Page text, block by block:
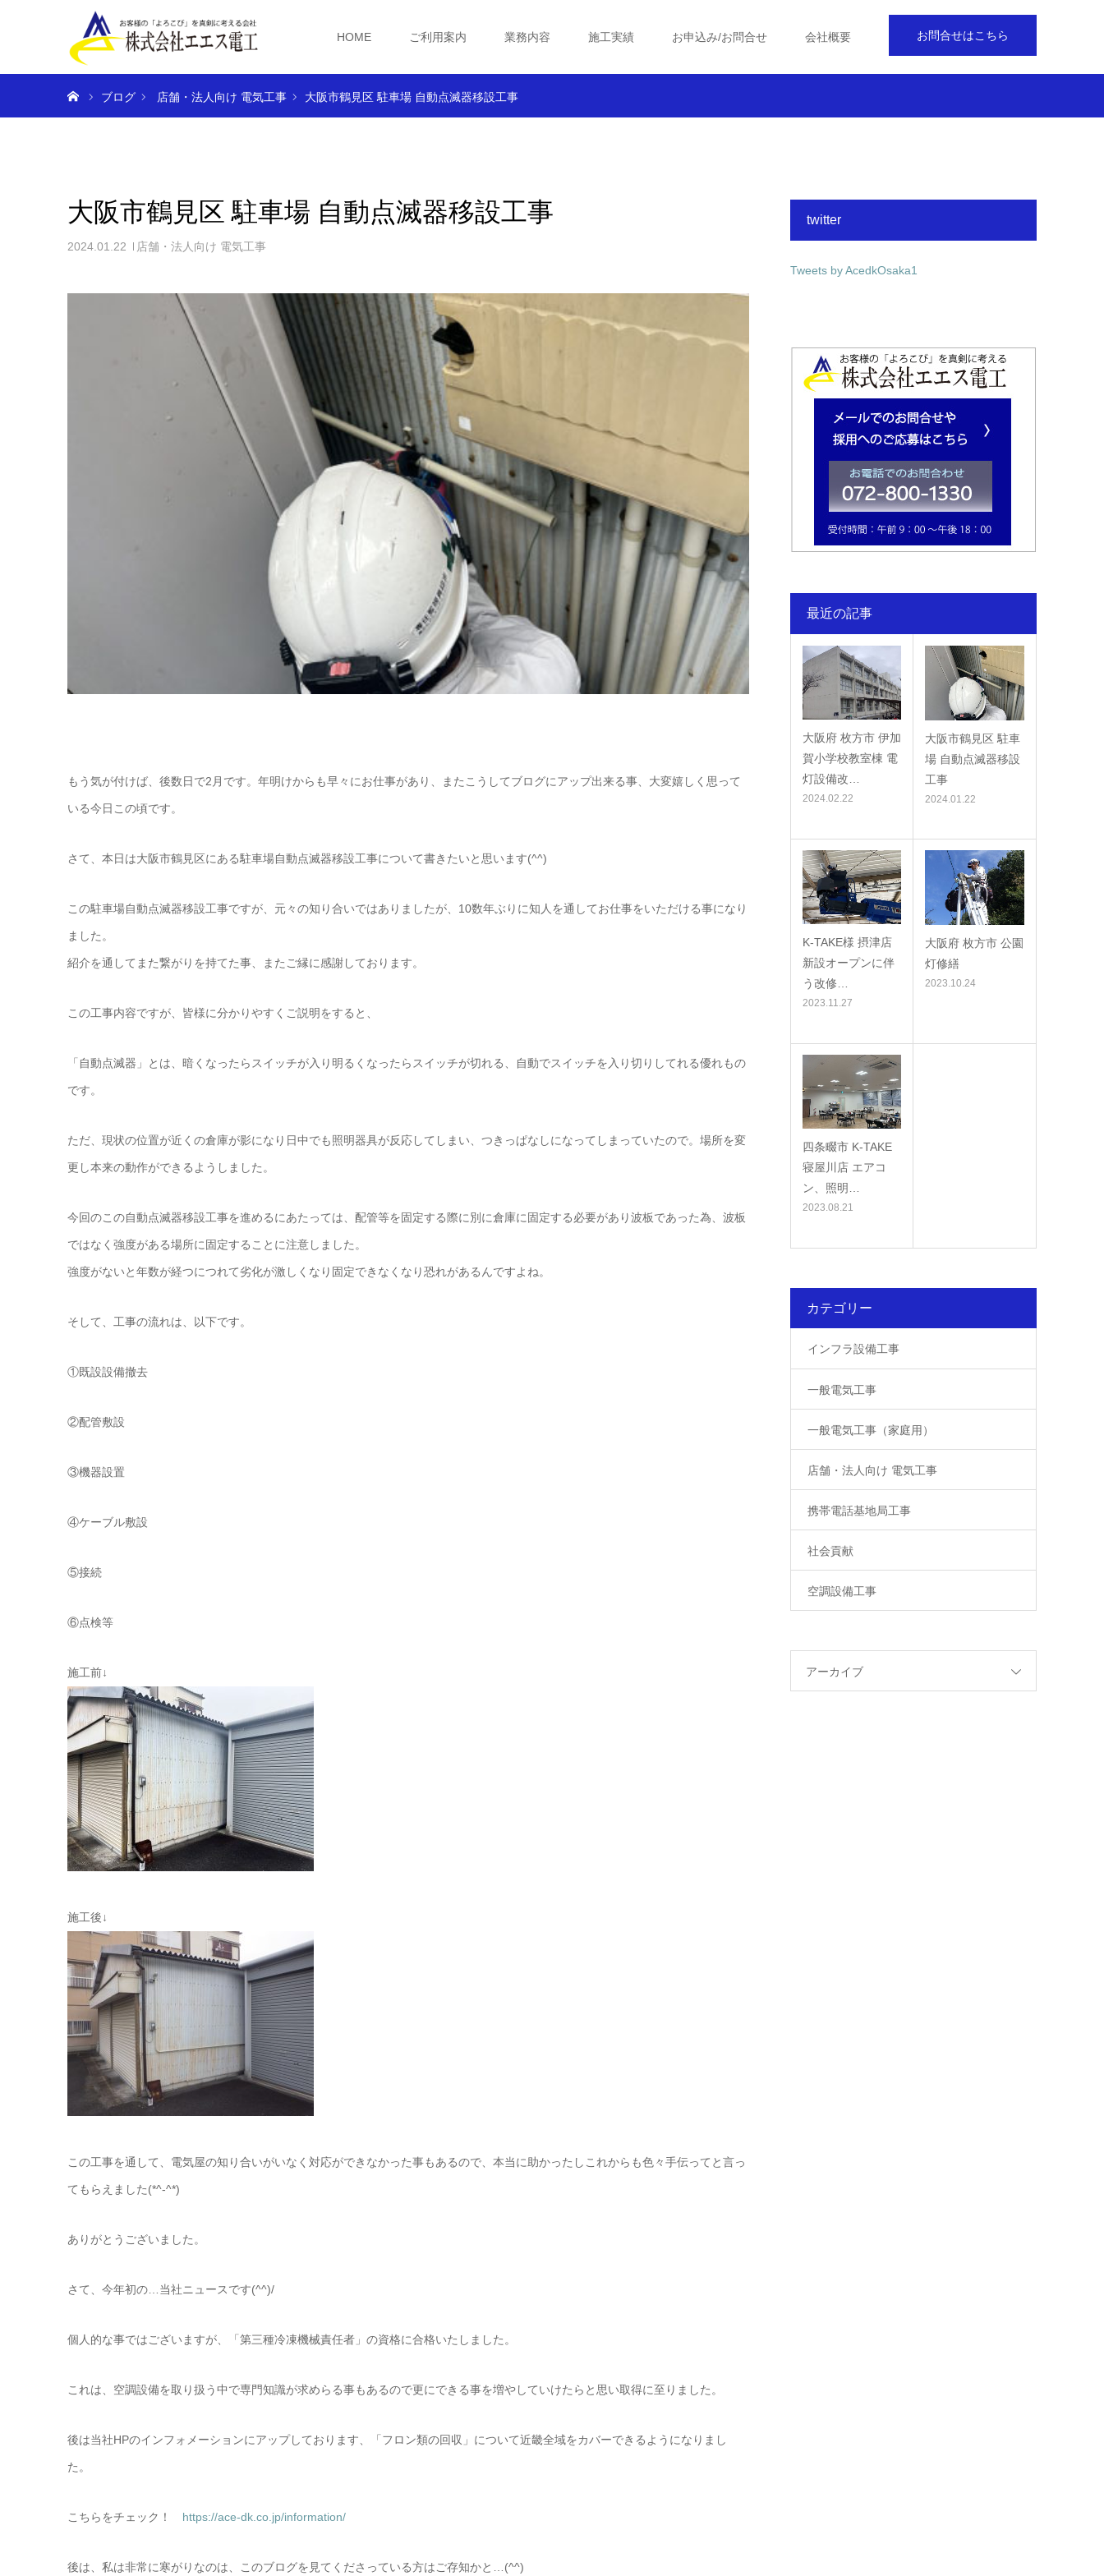
お問合せはこちら
HOME ご利用案内 業務内容 施工実績 お申込み/お問合せ 会社概要
ブログ 店舗・法人向け 電気工事 大阪市鶴見区 駐車場 自動点滅器移設工事
大阪市鶴見区 駐車場 自動点滅器移設工事
2024.01.22 店舗・法人向け 電気工事
もう気が付けば、後数日で2月です。年明けからも早々にお仕事があり、またこうしてブログにアップ出来る事、大変嬉しく思って
いる今日この頃です。
さて、本日は大阪市鶴見区にある駐車場自動点滅器移設工事について書きたいと思います(^^)
この駐車場自動点滅器移設工事ですが、元々の知り合いではありましたが、10数年ぶりに知人を通してお仕事をいただける事になり
ました。
紹介を通してまた繋がりを持てた事、またご縁に感謝しております。
この工事内容ですが、皆様に分かりやすくご説明をすると、
「自動点滅器」とは、暗くなったらスイッチが入り明るくなったらスイッチが切れる、自動でスイッチを入り切りしてれる優れもの
です。
ただ、現状の位置が近くの倉庫が影になり日中でも照明器具が反応してしまい、つきっぱなしになってしまっていたので。場所を変
更し本来の動作ができるようしました。
今回のこの自動点滅器移設工事を進めるにあたっては、配管等を固定する際に別に倉庫に固定する必要があり波板であった為、波板
ではなく強度がある場所に固定することに注意しました。
強度がないと年数が経つにつれて劣化が激しくなり固定できなくなり恐れがあるんですよね。
そして、工事の流れは、以下です。
①既設設備撤去
②配管敷設
③機器設置
④ケーブル敷設
⑤接続
⑥点検等
施工前↓
施工後↓
この工事を通して、電気屋の知り合いがいなく対応ができなかった事もあるので、本当に助かったしこれからも色々手伝ってと言っ
てもらえました(*^-^*)
ありがとうございました。
さて、今年初の…当社ニュースです(^^)/
個人的な事ではございますが、「第三種冷凍機械責任者」の資格に合格いたしました。
これは、空調設備を取り扱う中で専門知識が求めらる事もあるので更にできる事を増やしていけたらと思い取得に至りました。
後は当社HPのインフォメーションにアップしております、「フロン類の回収」について近畿全域をカバーできるようになりまし
た。
こちらをチェック！ https://ace-dk.co.jp/information/
後は、私は非常に寒がりなのは、このブログを見てくださっている方はご存知かと…(^^)
twitter
Tweets by AcedkOsaka1
最近の記事
大阪府 枚方市 伊加
賀小学校教室棟 電
灯設備改…
2024.02.22
大阪市鶴見区 駐車
場 自動点滅器移設
工事
2024.01.22
K-TAKE様 摂津店
新設オープンに伴
う改修…
2023.11.27
大阪府 枚方市 公園
灯修繕
2023.10.24
四条畷市 K-TAKE
寝屋川店 エアコ
ン、照明…
2023.08.21
カテゴリー
インフラ設備工事
一般電気工事
一般電気工事（家庭用）
店舗・法人向け 電気工事
携帯電話基地局工事
社会貢献
空調設備工事
アーカイブ